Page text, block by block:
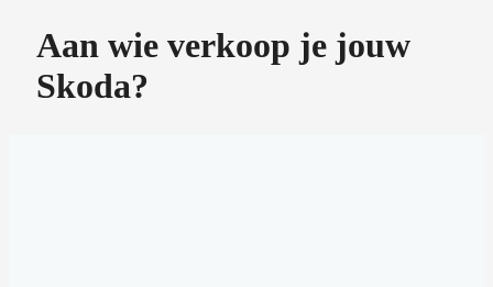
Aan wie verkoop je jouw
Skoda?